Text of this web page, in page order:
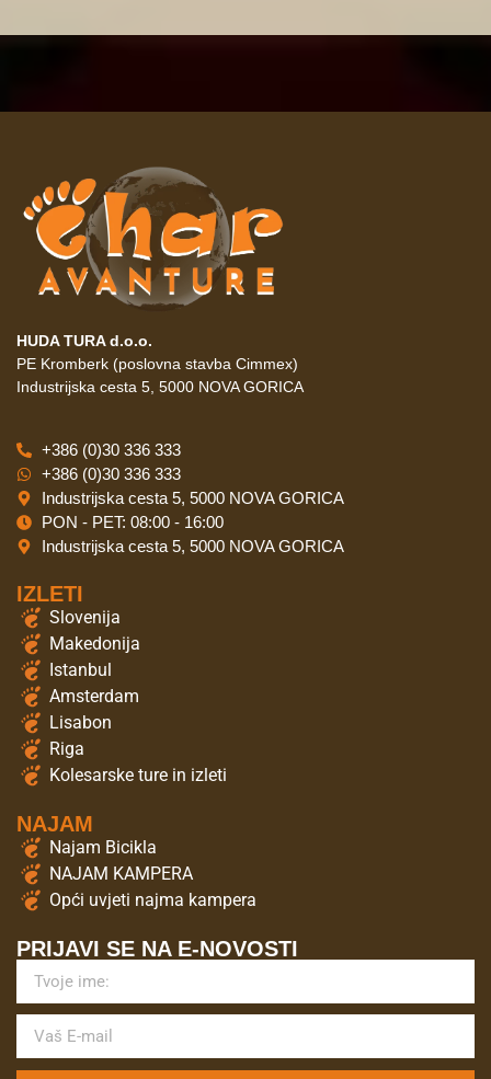
HUDA TURA d.o.o.
PE Kromberk (poslovna stavba Cimmex)
Industrijska cesta 5, 5000 NOVA GORICA
+386 (0)30 336 333
+386 (0)30 336 333
Industrijska cesta 5, 5000 NOVA GORICA
PON - PET: 08:00 - 16:00
Industrijska cesta 5, 5000 NOVA GORICA
IZLETI
Slovenija
Makedonija
Istanbul
Amsterdam
Lisabon
Riga
Kolesarske ture in izleti
NAJAM
Najam Bicikla
NAJAM KAMPERA
Opći uvjeti najma kampera
PRIJAVI SE NA E-NOVOSTI